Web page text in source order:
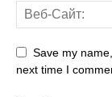
Save my
next time I